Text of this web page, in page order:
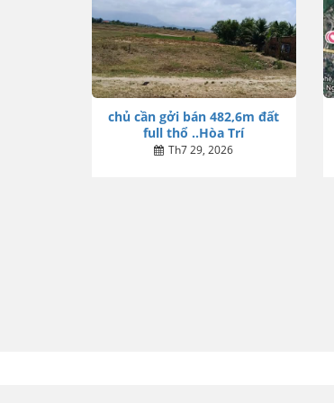
chủ cần gởi bán 482,6m đất
full thổ ..Hòa Trí
Th7 29, 2026